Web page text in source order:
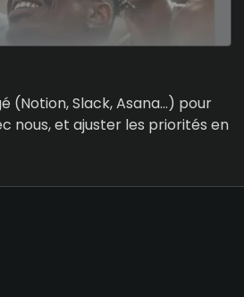
(Notion, Slack, Asana…) pour
nous, et ajuster les priorités en